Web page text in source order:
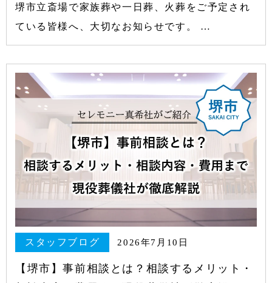
堺市立斎場で家族葬や一日葬、火葬をご予定され
ている皆様へ、大切なお知らせです。 …
スタッフブログ 2026年7月10日
【堺市】事前相談とは？相談するメリット・